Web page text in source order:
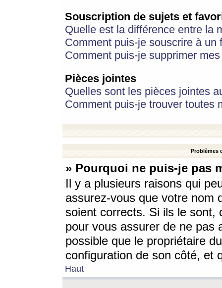
Souscription de sujets et
Quelle est la différence entre la
Comment puis-je souscrire à
Comment puis-je supprimer
Pièces jointes
Quelles sont les pièces jointes
Comment puis-je trouver toutes
Problèmes
» Pourquoi ne puis-je pas
Il y a plusieurs raisons qui
assurez-vous que votre nom
soient corrects. Si ils le sont,
pour vous assurer de ne pas
possible que le propriétaire
configuration de son côté, et
Haut